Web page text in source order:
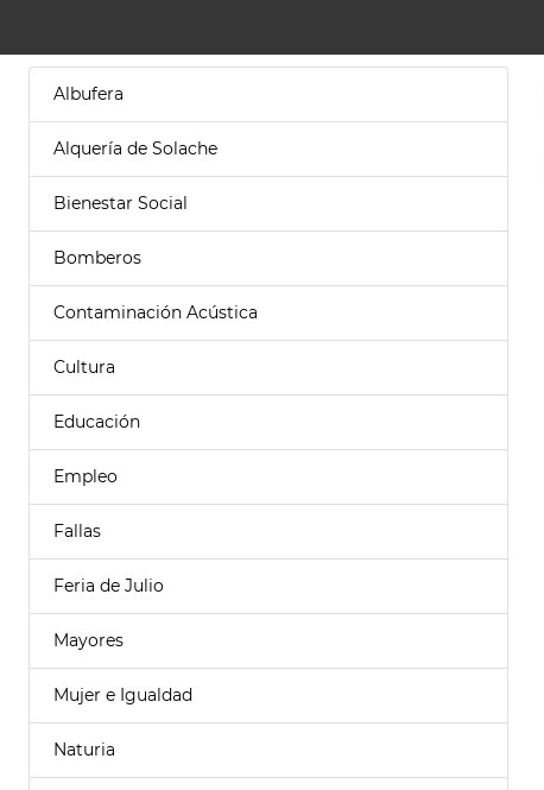
Albufera
Alquería de Solache
Bienestar Social
Bomberos
Contaminación Acústica
Cultura
Educación
Empleo
Fallas
Feria de Julio
Mayores
Mujer e Igualdad
Naturia